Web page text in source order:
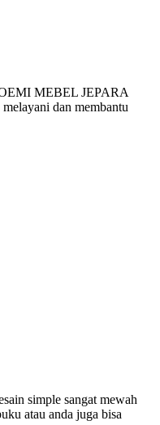
MEBEL JEPARA
dan membantu
simple sangat mewah
atau anda juga bisa